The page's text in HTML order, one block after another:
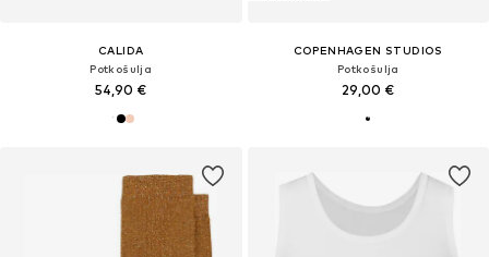
CALIDA
Potkošulja
54,90 €
COPENHAGEN STUDIOS
Potkošulja
29,00 €